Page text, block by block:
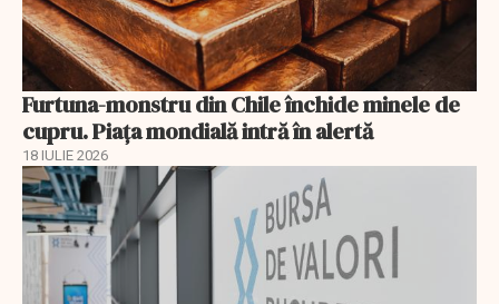
Furtuna-monstru din Chile închide minele de
cupru. Piața mondială intră în alertă
18 IULIE 2026